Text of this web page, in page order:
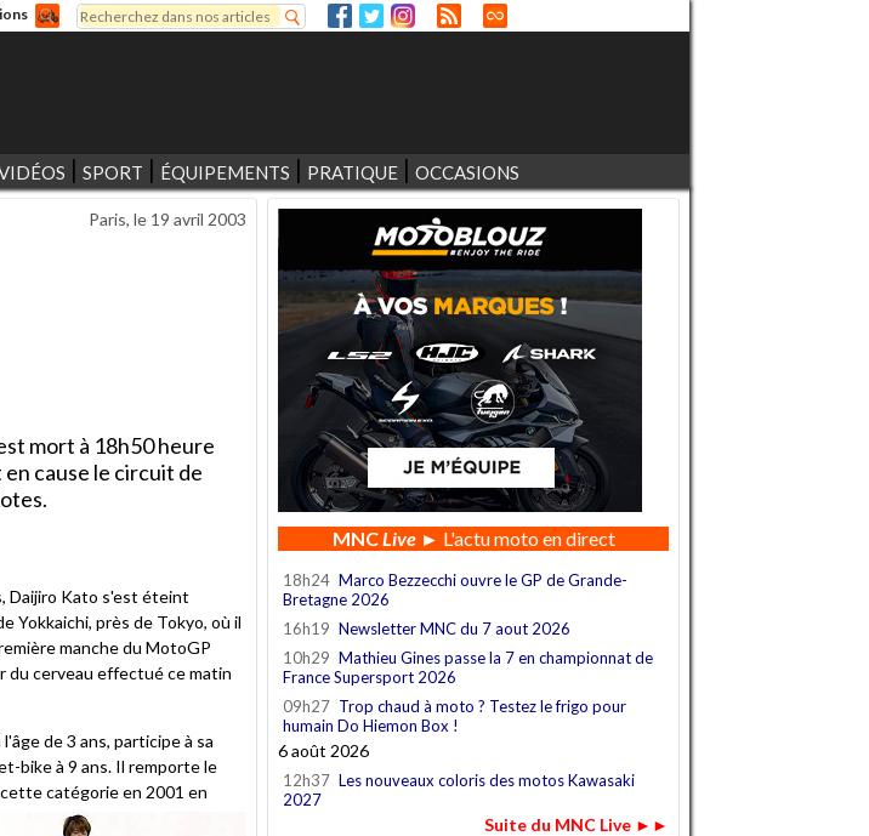
Formulaire de recherche
Rechercher
SPORT ÉQUIPEMENTS PRATIQUE OCCASIONS
Paris, le 19 avril 2003
mort à 18h50 heure
cause le circuit de
Daijiro Kato s'est éteint
Yokkaichi, près de Tokyo, où il
manche du MotoGP
du cerveau effectué ce matin
de 3 ans, participe à sa
bike à 9 ans. Il remporte le
catégorie en 2001 en
MNCLive► L'actu moto en direct
18h24 Marco Bezzecchi ouvre le GP de Grande-
Bretagne 2026
16h19 Newsletter MNC du 7 aout 2026
10h29 Mathieu Gines passe la 7 en championnat de
France Supersport 2026
09h27 Trop chaud à moto ? Testez le frigo pour
humain Do Hiemon Box !
6 août 2026
12h37 Les nouveaux coloris des motos Kawasaki
2027
Suite du MNC Live ►►